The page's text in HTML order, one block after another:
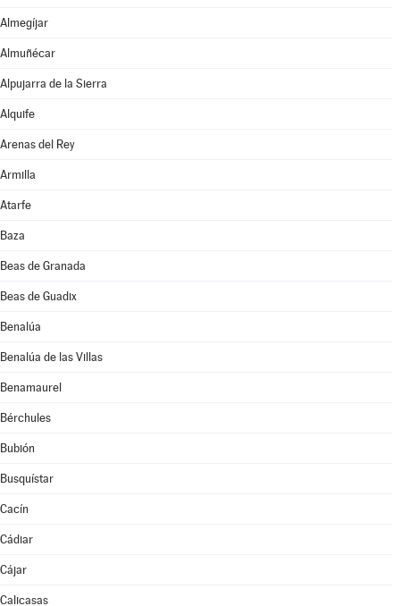
Almegíjar
Almuñécar
Alpujarra de la Sierra
Alquife
Arenas del Rey
Armilla
Atarfe
Baza
Beas de Granada
Beas de Guadix
Benalúa
Benalúa de las Villas
Benamaurel
Bérchules
Bubión
Busquístar
Cacín
Cádiar
Cájar
Calicasas